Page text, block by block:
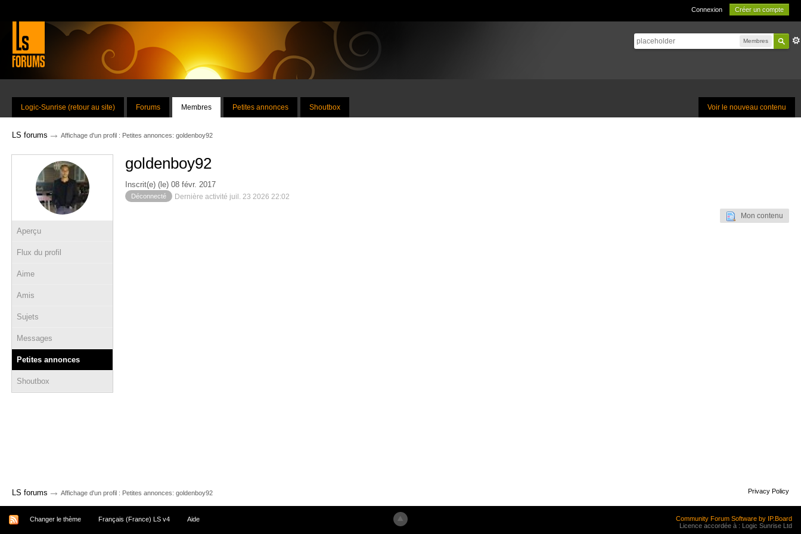
Connexion Créer un compte
Membres
Voir le nouveau contenu
Logic-Sunrise (retour au site) Forums Membres Petites annonces Shoutbox
LS forums → Affichage d'un profil : Petites annonces: goldenboy92
Aperçu
Flux du profil
Aime
Amis
Sujets
Messages
Petites annonces
Shoutbox
goldenboy92
Inscrit(e) (le) 08 févr. 2017
Déconnecté Dernière activité juil. 23 2026 22:02
Mon contenu
LS forums → Affichage d'un profil : Petites annonces: goldenboy92 Privacy Policy
Changer le thème Français (France) LS v4 Aide
Community Forum Software by IP.Board
Licence accordée à : Logic Sunrise Ltd